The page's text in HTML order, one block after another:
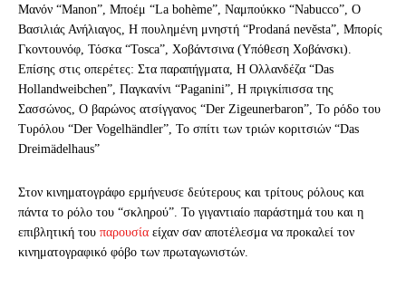
Μανόν “Manon”, Μποέμ “La bohème”, Ναμπούκκο “Nabucco”, Ο
Βασιλιάς Ανήλιαγος, Η πουλημένη μνηστή “Prodaná nevěsta”, Μπορίς
Γκοντουνόφ, Τόσκα “Tosca”, Χοβάντσινα (Υπόθεση Χοβάνσκι).
Επίσης στις οπερέτες: Στα παραπήγματα, Η Ολλανδέζα “Das
Hollandweibchen”, Παγκανίνι “Paganini”, Η πριγκίπισσα της
Σασσώνος, Ο βαρώνος ατσίγγανος “Der Zigeunerbaron”, Το ρόδο του
Τυρόλου “Der Vogelhändler”, Το σπίτι των τριών κοριτσιών “Das
Dreimädelhaus”
Στον κινηματογράφο ερμήνευσε δεύτερους και τρίτους ρόλους και
πάντα το ρόλο του “σκληρού”. Το γιγαντιαίο παράστημά του και η
επιβλητική του παρουσία είχαν σαν αποτέλεσμα να προκαλεί τον
κινηματογραφικό φόβο των πρωταγωνιστών.